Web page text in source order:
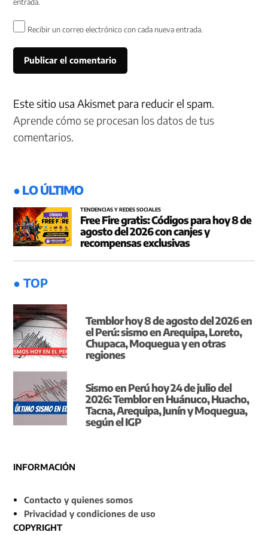
Recibir un correo electrónico con cada nueva entrada.
Este sitio usa Akismet para reducir el spam.
Aprende cómo se procesan los datos de tus
comentarios.
● LO ÚLTIMO
TENDENCIAS Y REDES SOCIALES
Free Fire gratis: Códigos para hoy 8 de
agosto del 2026 con canjes y
recompensas exclusivas
● TOP
Temblor hoy 8 de agosto del 2026 en
el Perú: sismo en Arequipa, Loreto,
Chupaca, Moquegua y en otras
regiones
Sismo en Perú hoy 24 de julio del
2026: Temblor en Huánuco, Huacho,
Tacna, Arequipa, Junín y Moquegua,
según el IGP
INFORMACIÓN
Contacto y quienes somos
Privacidad y condiciones de uso
COPYRIGHT